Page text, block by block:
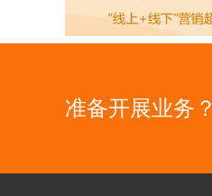
准备开展业务？